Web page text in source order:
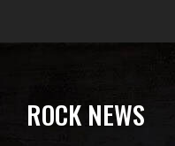
ROCK NEWS